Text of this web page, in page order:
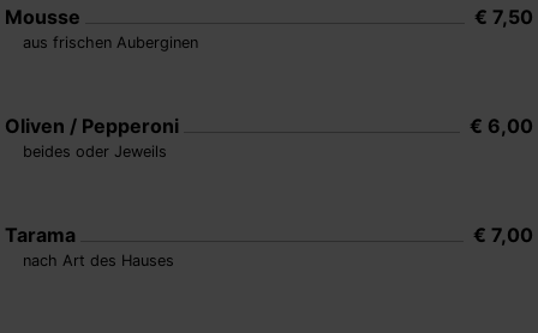
Mousse € 7,50
aus frischen Auberginen
Oliven / Pepperoni € 6,00
beides oder Jeweils
Tarama € 7,00
nach Art des Hauses